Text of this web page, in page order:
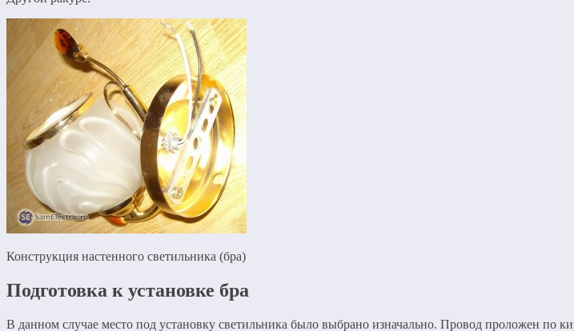
Конструкция настенного светильника (бра)
Подготовка к установке бра
В данном случае место под установку светильника было выбрано изначально. Провод проложен по